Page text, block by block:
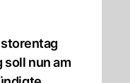
soll nun am